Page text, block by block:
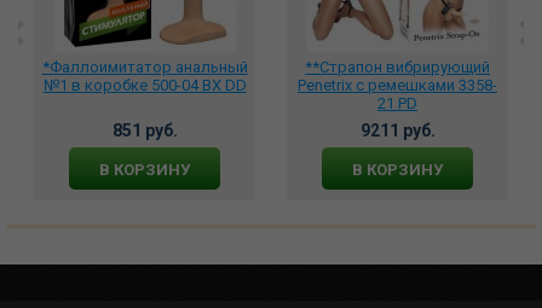
*Фаллоимитатор анальный
№1 в коробке 500-04 BX DD
851 руб.
В КОРЗИНУ
**Страпон вибрирующий
Penetrix с ремешками 3358-
21 PD
9211 руб.
В КОРЗИНУ